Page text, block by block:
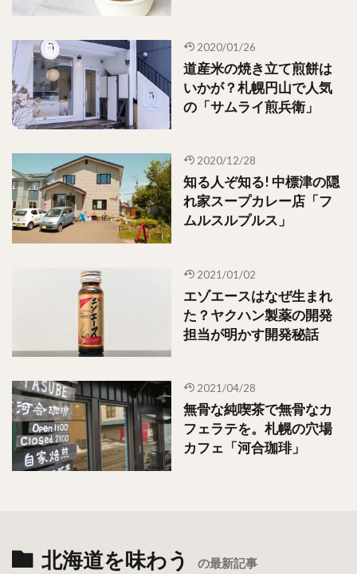
2020/01/26
道産米の焼き立て煎餅は
いかが？札幌円山で人気
の「サムライ煎兵衛」
2020/12/28
知る人ぞ知る! 中標津の隠
れ家スープカレー店「フ
ムルスルプルス」
2021/01/02
エゾエースはなぜ生まれ
た？ヤクハン製薬の開発
担当が明かす開発秘話
2021/04/28
無骨な純喫茶で無骨なカ
フェラテを。札幌の穴場
カフェ「河合珈琲」
北海道を味わう の最新記事